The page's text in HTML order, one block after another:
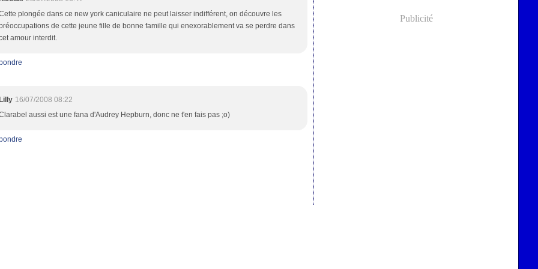
plongée dans ce new york caniculaire ne peut laisser indifférent, on découvre les
de cette jeune fille de bonne famille qui enexorablement va se perdre dans
amour interdit.
Lilly 16/07/2008 08:22
aussi est une fana d'Audrey Hepburn, donc ne t'en fais pas ;o)
Publicité